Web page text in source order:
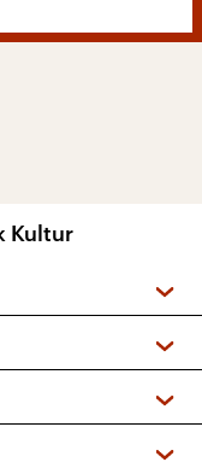
Kultur